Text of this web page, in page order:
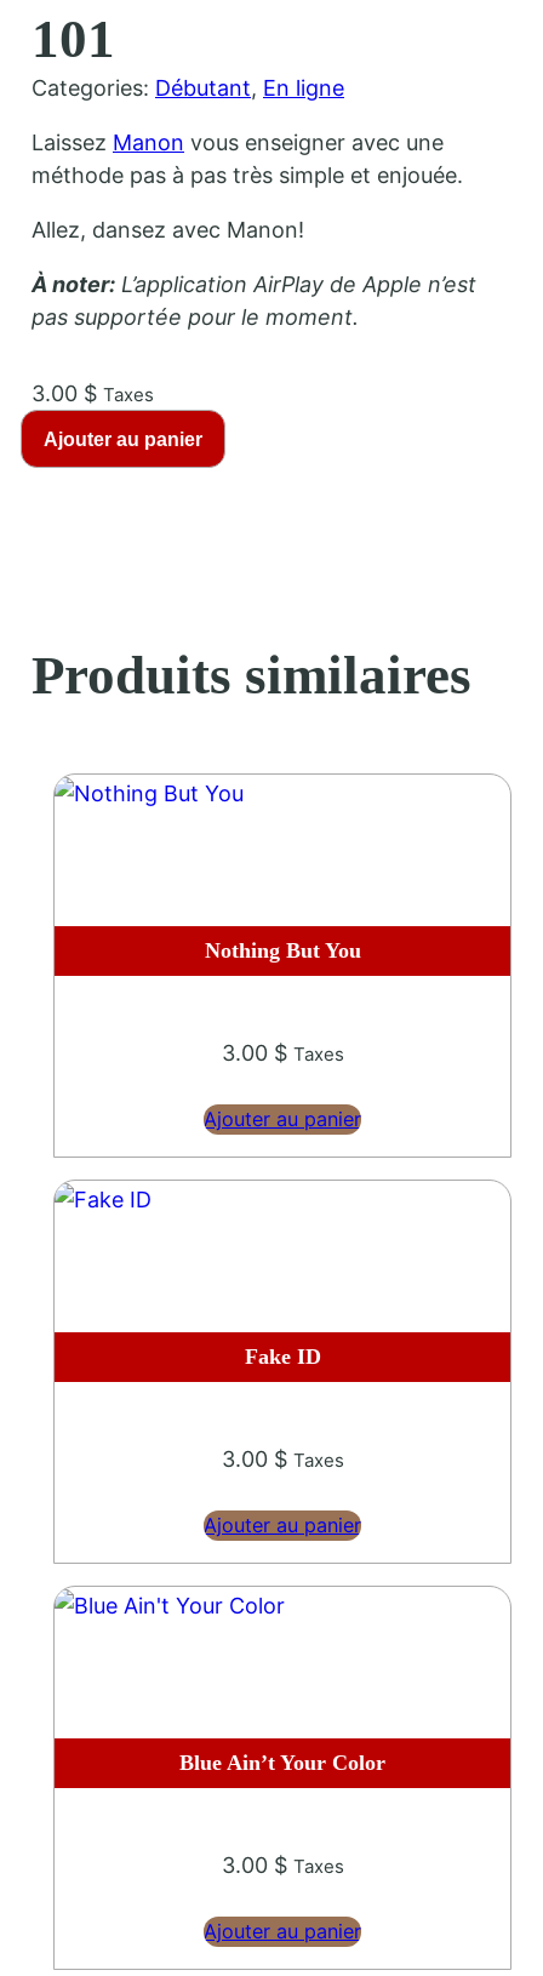
101
Categories: Débutant, En ligne
Laissez Manon vous enseigner avec une
méthode pas à pas très simple et enjouée.
Allez, dansez avec Manon!
À noter: L’application AirPlay de Apple n’est
pas supportée pour le moment.
3.00 $ Taxes
é
d
Ajouter au panier
Produits similaires
Nothing But You
3.00 $ Taxes
Ajouter au panier
Fake ID
3.00 $ Taxes
Ajouter au panier
Blue Ain’t Your Color
3.00 $ Taxes
Ajouter au panier